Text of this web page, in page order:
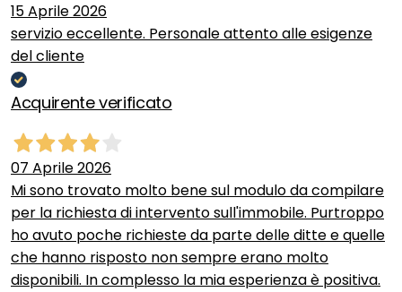
15 Aprile 2026
servizio eccellente. Personale attento alle esigenze
del cliente
Acquirente verificato
07 Aprile 2026
Mi sono trovato molto bene sul modulo da compilare
per la richiesta di intervento sull'immobile. Purtroppo
ho avuto poche richieste da parte delle ditte e quelle
che hanno risposto non sempre erano molto
disponibili. In complesso la mia esperienza è positiva.